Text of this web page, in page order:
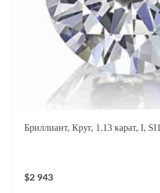
Бриллиант, Круг, 1.13 карат, I, SI1
$2 943